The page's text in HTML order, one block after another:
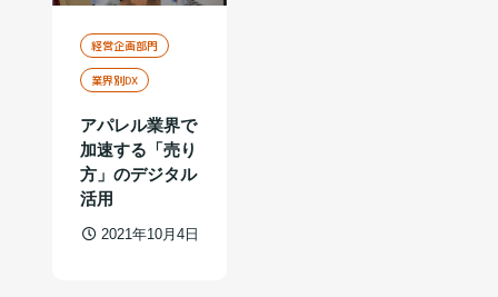
経営企画部門
業界別DX
アパレル業界で
加速する「売り
方」のデジタル
活用
2021年10月4日